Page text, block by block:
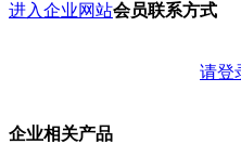
进入企业网站会员联系方式
请登
企业相关产品